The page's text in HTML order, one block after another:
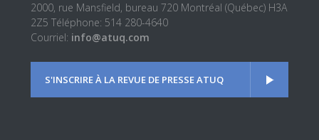
2000, rue Mansfield, bureau 720 Montréal (Québec) H3A
2Z5 Téléphone: 514 280-4640
Courriel: info@atuq.com
S'INSCRIRE À LA REVUE DE PRESSE ATUQ